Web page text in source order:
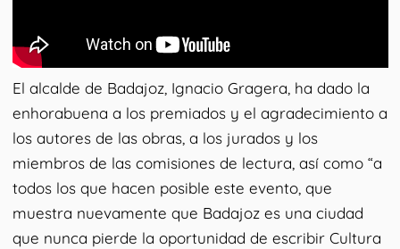
El alcalde de Badajoz, Ignacio Gragera, ha dado la
enhorabuena a los premiados y el agradecimiento a
los autores de las obras, a los jurados y los
miembros de las comisiones de lectura, así como “a
todos los que hacen posible este evento, que
muestra nuevamente que Badajoz es una ciudad
que nunca pierde la oportunidad de escribir Cultura